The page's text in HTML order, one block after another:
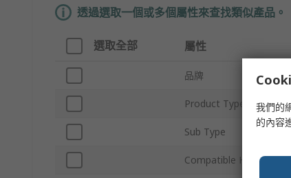
透過選取一個或多個屬性來查找類似產品。
選取全部 屬性
品牌
Product Type
Sub Type
Compatible Hole Size
我們的
的內容